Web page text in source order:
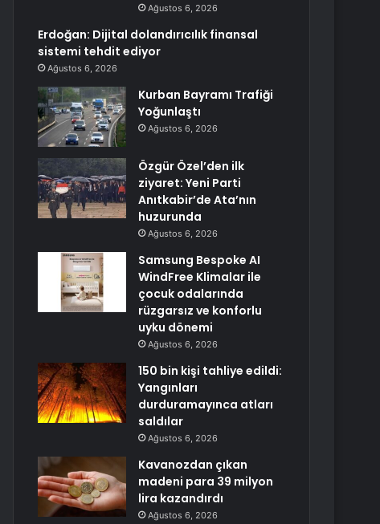
Ağustos 6, 2026
Erdoğan: Dijital dolandırıcılık finansal
sistemi tehdit ediyor
Ağustos 6, 2026
Kurban Bayramı Trafiği
Yoğunlaştı
Ağustos 6, 2026
Özgür Özel’den ilk
ziyaret: Yeni Parti
Anıtkabir’de Ata’nın
huzurunda
Ağustos 6, 2026
Samsung Bespoke AI
WindFree Klimalar ile
çocuk odalarında
rüzgarsız ve konforlu
uyku dönemi
Ağustos 6, 2026
150 bin kişi tahliye edildi:
Yangınları
durduramayınca atları
saldılar
Ağustos 6, 2026
Kavanozdan çıkan
madeni para 39 milyon
lira kazandırdı
Ağustos 6, 2026